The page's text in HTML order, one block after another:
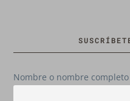
Nombre o nombre completo